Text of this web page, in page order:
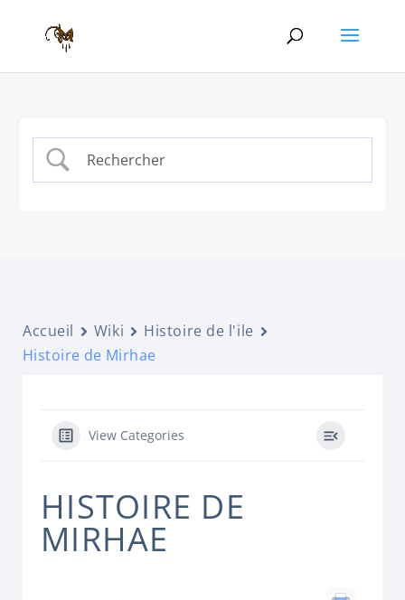
Accueil Wiki
Histoire de l'ile
Histoire de Mirhae
View Categories
HISTOIRE DE
MIRHAE